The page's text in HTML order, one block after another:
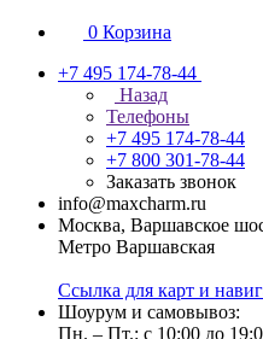
0 Корзина
+7 495 174-78-44
Назад
Телефоны
+7 495 174-78-44
+7 800 301-78-44
Заказать звонок
info@maxcharm.ru
Москва, Варшавское
Метро Варшавская
Ссылка для карт и
Шоурум и самовывоз:
Пн. – Пт.: с 10:00 до